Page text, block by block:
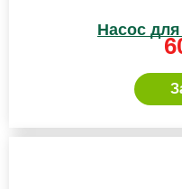
Насос